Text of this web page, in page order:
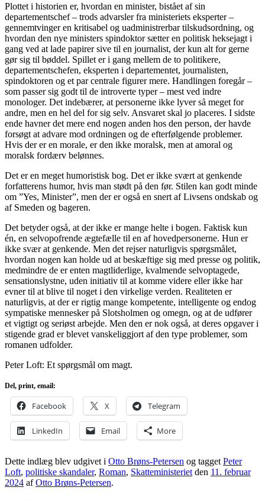
Plottet i historien er, hvordan en minister, bistået af sin
departementschef – trods advarsler fra ministeriets eksperter –
gennemtvinger en kritisabel og uadministrerbar tilskudsordning, og
hvordan den nye ministers spindoktor sætter en politisk heksejagt i
gang ved at lade papirer sive til en journalist, der kun alt for gerne
gør sig til bøddel. Spillet er i gang mellem de to politikere,
departementschefen, eksperten i departementet, journalisten,
spindoktoren og et par centrale figurer mere. Handlingen foregår –
som passer sig godt til de introverte typer – mest ved indre
monologer. Det indebærer, at personerne ikke lyver så meget for
andre, men en hel del for sig selv. Ansvaret skal jo placeres. I sidste
ende havner det mere end nogen anden hos den person, der havde
forsøgt at advare mod ordningen og de efterfølgende problemer.
Hvis der er en morale, er den ikke moralsk, men at amoral og
moralsk fordærv belønnes.
Det er en meget humoristisk bog. Det er ikke svært at genkende
forfatterens humor, hvis man stødt på den før. Stilen kan godt minde
om ”Yes, Minister”, men der er også en snert af Livsens ondskab og
af Smeden og bageren.
Det betyder også, at der ikke er mange helte i bogen. Faktisk kun
én, en selvopofrende ægtefælle til en af hovedpersonerne. Hun er
ikke svær at genkende. Men det rejser naturligvis spørgsmålet,
hvordan nogen kan holde ud at beskæftige sig med presse og politik,
medmindre de er enten magtliderlige, kvalmende selvoptagede,
sensationslystne, uden initiativ til at komme videre eller ikke har
evner til at blive til noget i den virkelige verden. Realiteten er
naturligvis, at der er rigtig mange kompetente, intelligente og endog
sympatiske mennesker på Slotsholmen og omegn, og at de udfører
et vigtigt og seriøst arbejde. Men den er nok også, at deres opgaver i
stigende grad er blevet vanskeliggjort af den type problemer, som
romanen udfolder.
Peter Loft: Et spørgsmål om magt.
Del, print, email:
Facebook X Telegram
LinkedIn Email More
Dette indlæg blev udgivet i Otto Brøns-Petersen og tagget Peter
Loft, politiske skandaler, Roman, Skatteministeriet den 11. februar
2024 afOtto Brøns-Petersen.